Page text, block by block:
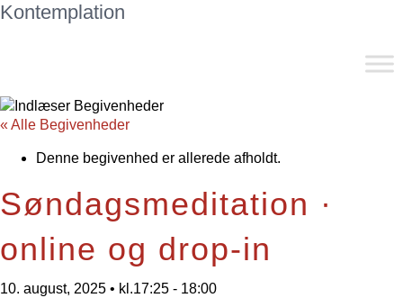
Kontemplation
« Alle Begivenheder
Denne begivenhed er allerede afholdt.
Søndagsmeditation ·
online og drop-in
10. august, 2025 • kl.17:25 - 18:00